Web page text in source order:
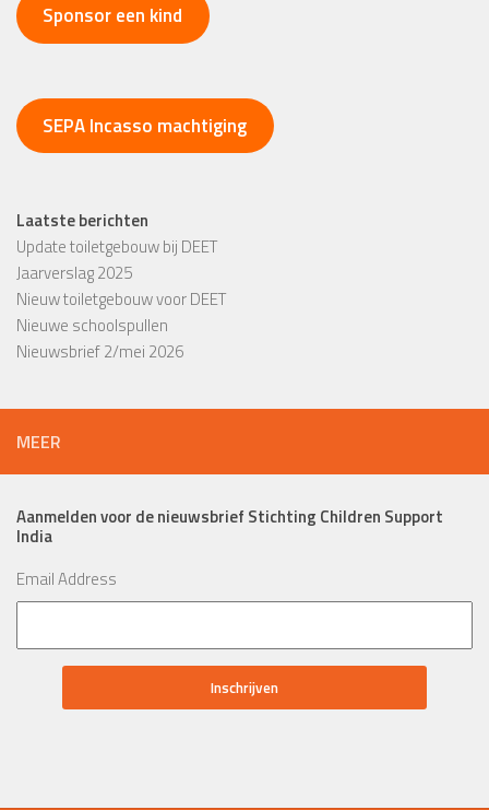
Sponsor een kind
SEPA Incasso machtiging
Laatste berichten
Update toiletgebouw bij DEET
Jaarverslag 2025
Nieuw toiletgebouw voor DEET
Nieuwe schoolspullen
Nieuwsbrief 2/mei 2026
MEER
Aanmelden voor de nieuwsbrief Stichting Children Support
India
Email Address